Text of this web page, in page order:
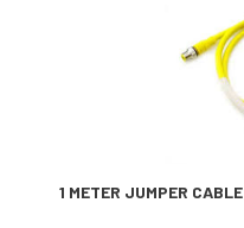
1 METER JUMPER